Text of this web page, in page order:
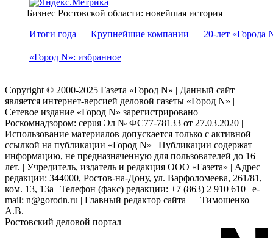
Бизнес Ростовской области: новейшая история
Итоги года
Крупнейшие компании 20-лет «Города
«Город N»: избранное
Copyright © 2000-2025 Газета «Город N» | Данный сайт
является интернет-версией деловой газеты «Город N» |
Сетевое издание «Город N» зарегистрировано
Роскомнадзором: серuя Эл № ФС77-78133 от 27.03.2020 |
Использование материалов допускается только с активной
ссылкой на публикации «Город N» | Публикации содержат
информацию, не предназначенную для пользователей до 16
лет. | Учредитель, издатель и редакция ООО «Газета» | Адрес
редакции: 344000, Ростов-на-Дону, ул. Варфоломеева, 261/81,
ком. 13, 13а | Телефон (факс) редакции: +7 (863) 2 910 610 | e-
mail: n@gorodn.ru | Главный редактор сайта — Тимошенко
А.В.
Ростовский деловой портал